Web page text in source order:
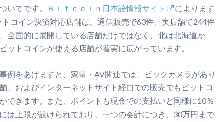
いてです。 Ｂｉｔｃｏｉｎ日本語情報サイト
によります
コイン決済対応店舗は、通信販売で63件、実店舗で244件
全国的に展開している店舗だけではなく、北は北海道か
ットコインが使える店舗が着実に広がっています。
例をあげますと、家電・AV関連では、ビックカメラがあり
、およびインターネットサイト経由での販売でもビットコ
できます。また、ポイントも現金での支払いと同様に10％
は上限が設けられており、一つの会計につき、30万円まで